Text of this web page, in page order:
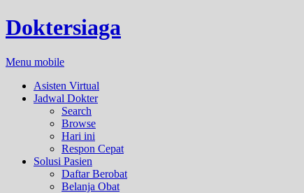
Doktersiaga
Menu mobile
Asisten Virtual
Jadwal Dokter
Search
Browse
Hari ini
Respon Cepat
Solusi Pasien
Daftar Berobat
Belanja Obat